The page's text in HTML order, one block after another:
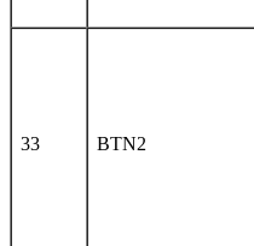
33 BTN2